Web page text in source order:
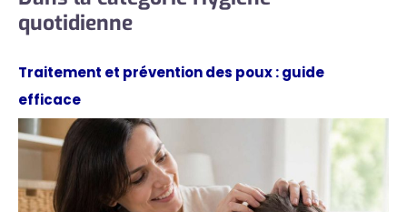
quotidienne
Traitement et prévention des poux : guide
efficace